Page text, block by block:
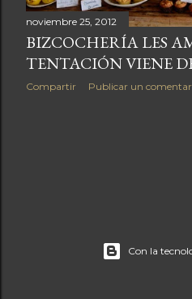
noviembre 25, 2012
BIZCOCHERÍA LES
TENTACIÓN VIENE
Compartir Publicar un
Con la